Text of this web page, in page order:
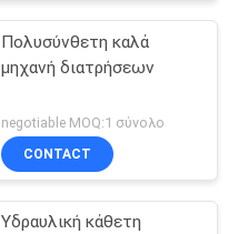
Πολυσύνθετη καλά
μηχανή διατρήσεων
negotiable MOQ:1 σύνολο
CONTACT
Υδραυλική κάθετη